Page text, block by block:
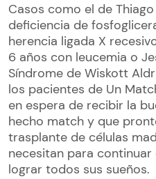
Casos como el de
deficiencia de
herencia ligada X
6 años con leucemia o
Síndrome de Wiskott
los pacientes de Un
en espera de recibir la
hecho match y que
trasplante de células
necesitan para
lograr todos sus sueños.